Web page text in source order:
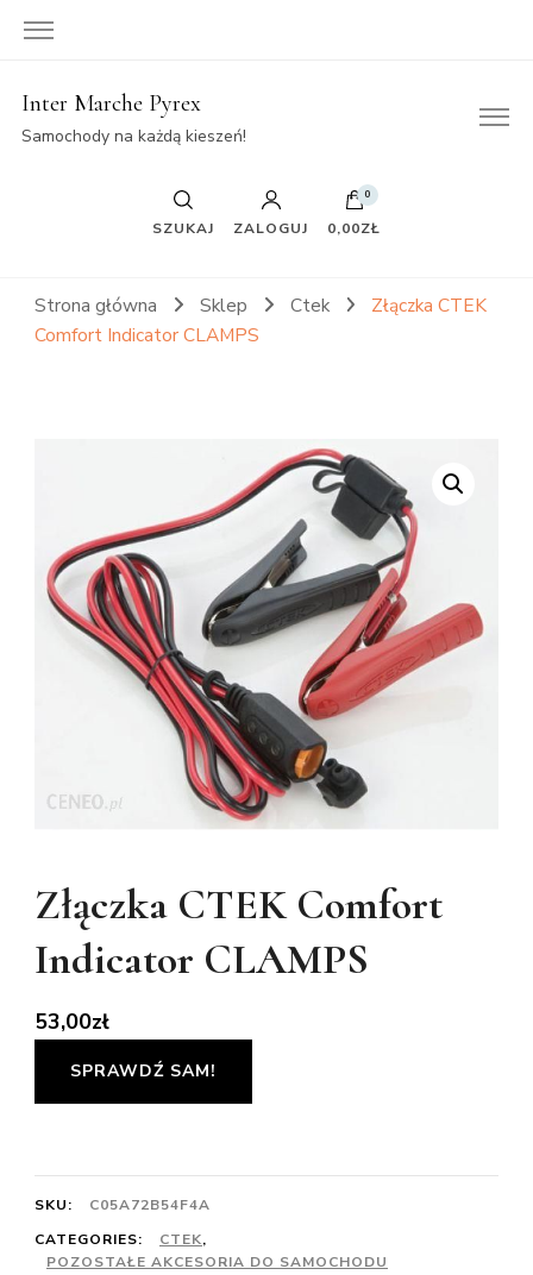
Inter Marche Pyrex
Samochody na każdą kieszeń!
SZUKAJ ZALOGUJ
0
0,00ZŁ
Strona główna Sklep Ctek
Złączka CTEK
Comfort Indicator CLAMPS
Złączka CTEK Comfort
Indicator CLAMPS
53,00zł
SPRAWDŹ SAM!
SKU:
C05A72B54F4A
CATEGORIES:
CTEK,
POZOSTAŁE AKCESORIA DO SAMOCHODU